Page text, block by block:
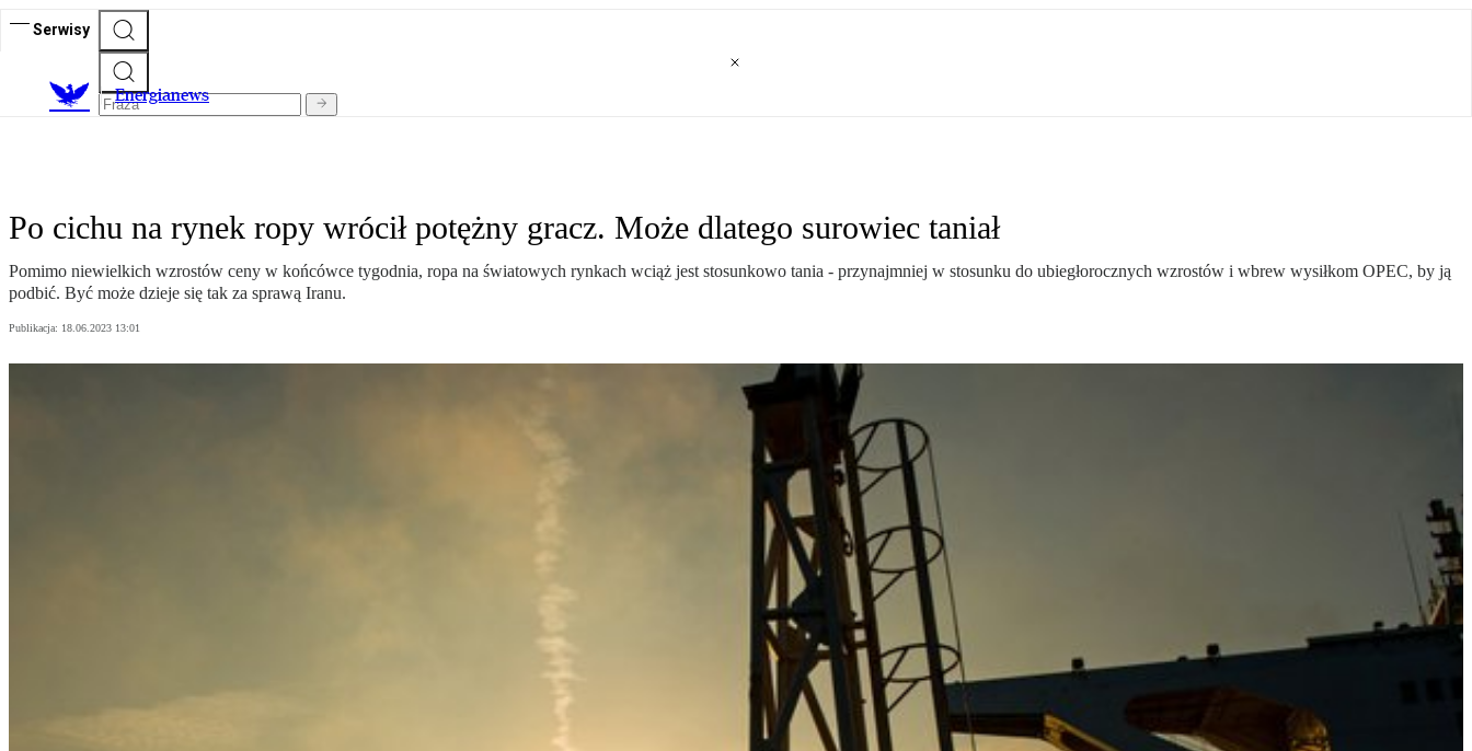
Serwisy
Energianews
Po cichu na rynek ropy wrócił potężny gracz. Może dlatego surowiec taniał
Pomimo niewielkich wzrostów ceny w końcówce tygodnia, ropa na światowych rynkach wciąż jest stosunkowo tania - przynajmniej w stosunku do ubiegłorocznych wzrostów i wbrew wysiłkom OPEC, by ją
podbić. Być może dzieje się tak za sprawą Iranu.
Publikacja: 18.06.2023 13:01